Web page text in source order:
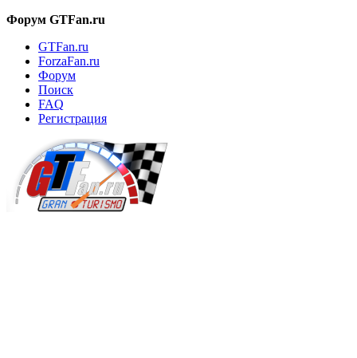
Форум GTFan.ru
GTFan.ru
ForzaFan.ru
Форум
Поиск
FAQ
Регистрация